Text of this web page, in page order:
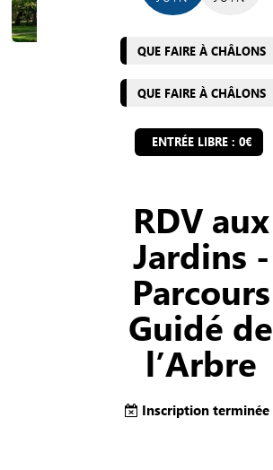
QUE FAIRE À CHÂLONS
QUE FAIRE À CHÂLONS
ENTRÉE LIBRE : 0€
RDV aux
Jardins -
Parcours
Guidé de
l’Arbre
Inscription terminée